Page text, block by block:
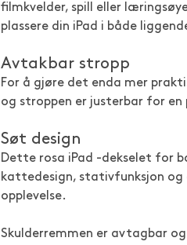
filmkvelder, spill eller
plassere din iPad i både
Avtakbar stropp
For å gjøre det enda mer
og stroppen er justerbar for
Søt design
Dette rosa iPad -dekselet for
kattedesign, stativfunksjon og
opplevelse.
Skulderremmen er avtagbar